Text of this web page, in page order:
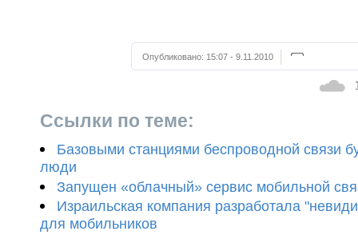
Опубликовано: 15:07 - 9.11.2010
Ссылки по теме:
Базовыми станциями беспроводной связи
люди
Запущен «облачный» сервис мобильной
Израильская компания разработала
для мобильников